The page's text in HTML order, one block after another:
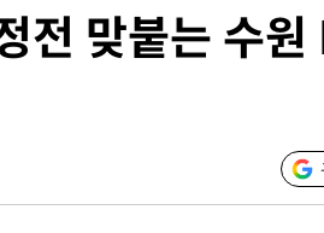
사망·1명 실종
㎜ 비
스닥 1.3%↑
전 맞붙는 수